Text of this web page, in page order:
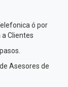
ó por
Clientes
Asesores de